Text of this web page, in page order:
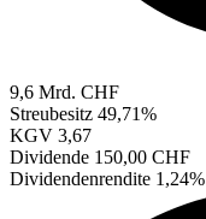
9,6 Mrd. CHF
Streubesitz 49,71%
KGV 3,67
Dividende 150,00 CHF
Dividendenrendite 1,24%